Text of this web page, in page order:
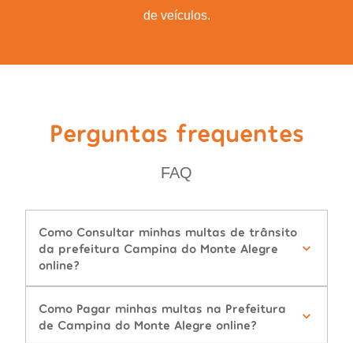
de veículos.
Perguntas frequentes
FAQ
Como Consultar minhas multas de trânsito
da prefeitura Campina do Monte Alegre
online?
Como Pagar minhas multas na Prefeitura
de Campina do Monte Alegre online?